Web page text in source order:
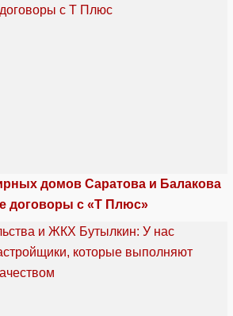
домов Саратова и Балакова
договоры с «Т Плюс»